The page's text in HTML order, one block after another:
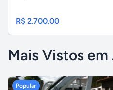
R$ 2.700,00
Mais Vistos
Popular